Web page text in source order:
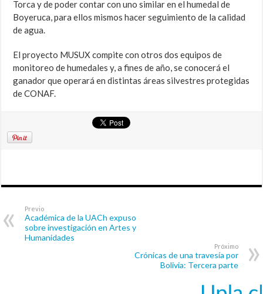
Torca y de poder contar con uno similar en el humedal de
Boyeruca, para ellos mismos hacer seguimiento de la calidad
de agua.
El proyecto MUSUX compite con otros dos equipos de
monitoreo de humedales y, a fines de año, se conocerá el
ganador que operará en distintas áreas silvestres protegidas
de CONAF.
Previo
Académica de la UACh expuso
sobre investigación en Artes y
Humanidades
Próximo
Crónicas de una travesía por
Bolivia: Tercera parte